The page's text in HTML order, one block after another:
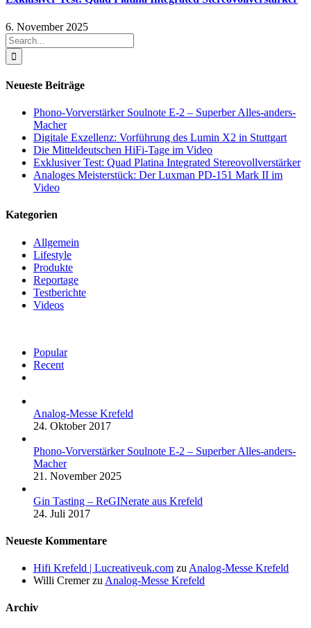
6. November 2025
Search
for:
Neueste Beiträge
Phono-Vorverstärker Soulnote E-2 – Superber Alles-anders-
Macher
Digitale Exzellenz: Vorführung des Lumin X2 in Stuttgart
Die Mitteldeutschen HiFi-Tage im Video
Exklusiver Test: Quad Platina Integrated Stereovollverstärker
Analoges Meisterstück: Der Luxman PD-151 Mark II im
Video
Kategorien
Allgemein
Lifestyle
Produkte
Reportage
Testberichte
Videos
Popular
Recent
Analog-Messe Krefeld
24. Oktober 2017
Phono-Vorverstärker Soulnote E-2 – Superber Alles-anders-
Macher
21. November 2025
Gin Tasting – ReGINerate aus Krefeld
24. Juli 2017
Neueste Kommentare
Hifi Krefeld | Lucreativeuk.com zu Analog-Messe Krefeld
Willi Cremerzu Analog-Messe Krefeld
Archiv